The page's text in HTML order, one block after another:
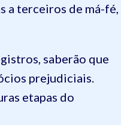
a terceiros de má-fé,
saberão que
prejudiciais.
etapas do